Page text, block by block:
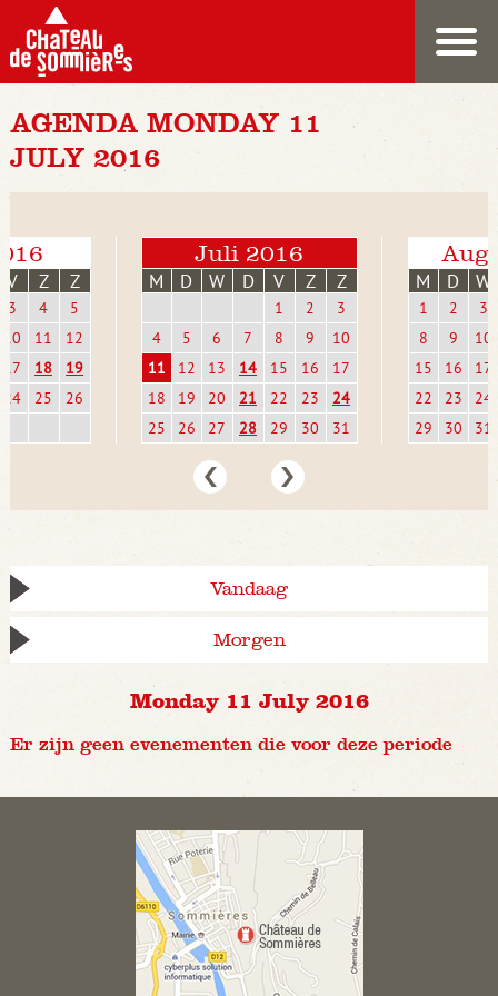
AGENDA MONDAY 11
JULY 2016
V Z Z
3 4
5
10
11
12
17
18
19
24
25 26
Juli 2016
M D W D V Z Z
1 2
3
4
5 6 7 8 9
10
11
12 13 14 15 16
17
18
19 20 21 22 23
24
25
26 27 28 29 30 31
M D W
1 2
3
8
9
10
15
16
17
22
23
24
29
30 31
Vandaag
Morgen
Monday 11 July 2016
Er zijn geen evenementen die voor deze periode